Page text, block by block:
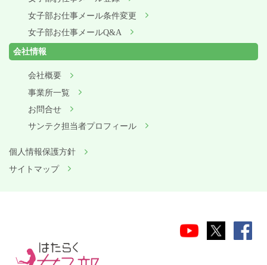
女子部お仕事メール条件変更
女子部お仕事メールQ&A
会社情報
会社概要
事業所一覧
お問合せ
サンテク担当者プロフィール
個人情報保護方針
サイトマップ